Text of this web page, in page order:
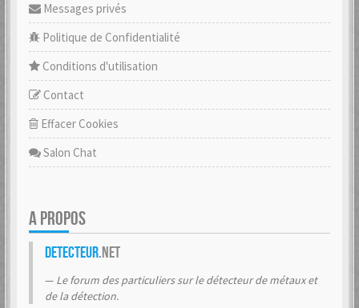
Messages privés
Politique de Confidentialité
Conditions d'utilisation
Contact
Effacer Cookies
Salon Chat
A PROPOS
Detecteur.net
Le forum des particuliers sur le détecteur de métaux et
de la détection.